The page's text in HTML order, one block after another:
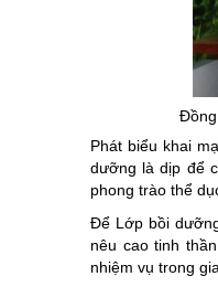
Đồng
Phát biểu khai
dưỡng là dịp để
phong trào thể
Để Lớp bồi
nêu cao tinh
nhiệm vụ trong